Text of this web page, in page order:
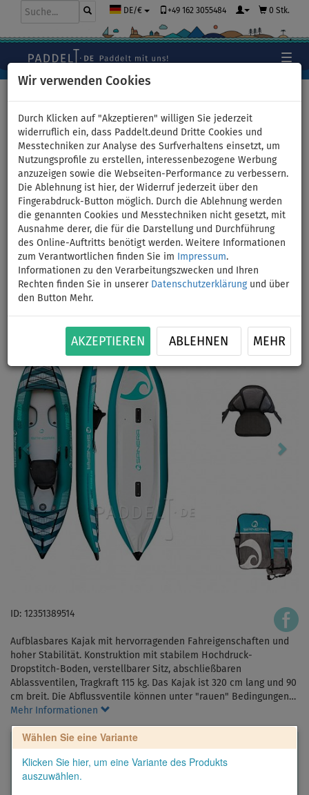
Wir verwenden Cookies
Durch Klicken auf "Akzeptieren" willigen Sie jederzeit
widerruflich ein, dass Paddelt.deund Dritte Cookies und
Messtechniken zur Analyse des Surfverhaltens einsetzt, um
Nutzungsprofile zu erstellen, interessenbezogene Werbung
anzuzeigen sowie die Webseiten-Performance zu verbessern.
Die Ablehnung ist hier, der Widerruf jederzeit über den
Fingerabdruck-Button möglich. Durch die Ablehnung werden
die genannten Cookies und Messtechniken nicht gesetzt, mit
Ausnahme derer, die für die Darstellung und Durchführung
des Online-Auftritts benötigt werden. Weitere Informationen
zum Verantwortlichen finden Sie im
Impressum.
Informationen zu den Verarbeitungszwecken und Ihren
Rechten finden Sie in unserer Datenschutzerklärungund über
den Button Mehr.
AKZEPTIEREN ABLEHNEN MEHR
DE/€ +49 162 3055484 0 Stk.
Kajak SPINERA HYBRIS 320
aufblasbares Kajak 1-Person -
Variante: Grundausstattung
BIS
115 kg
VERSAND
GRATIS
Previous
ID: 12351389514
Aufblasbares Kajak mit hervorragenden Fahreigenschaften und
hoher Stabilität. Konstruktion mit stabilem Hochdruck-
Dropstitch-Boden, verstellbarer Sitz, abschließbaren
Ablassventilen, Tragkraft 115 kg. Das Kajak ist 320 cm lang und 90
cm breit. Die Abflussventile können unter "rauen" Bedingungen…
Mehr Informationen
Wählen Sie eine Variante
Klicken Sie hier, um eine Variante des Produkts
auszuwählen.